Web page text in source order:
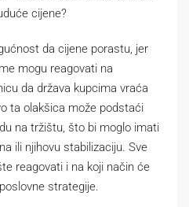
cijene?
da cijene porastu, jer
mogu reagovati na
da država kupcima vraća
ta olakšica može podstaći
na tržištu, što bi moglo imati
ili njihovu stabilizaciju. Sve
reagovati i na koji način će
strategije.